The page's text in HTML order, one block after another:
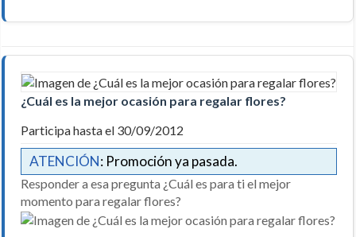
¿Cuál es la mejor ocasión para regalar flores?
Participa hasta el 30/09/2012
ATENCIÓN: Promoción ya pasada.
Responder a esa pregunta ¿Cuál es para ti el mejor
momento para regalar flores?